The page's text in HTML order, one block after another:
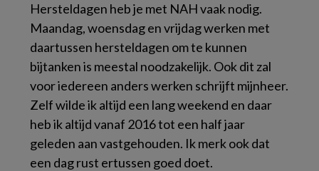
Hersteldagen heb je met NAH vaak nodig.
Maandag, woensdag en vrijdag werken met
daartussen hersteldagen om te kunnen
bijtanken is meestal noodzakelijk. Ook dit zal
voor iedereen anders werken schrijft mijnheer.
Zelf wilde ik altijd een lang weekend en daar
heb ik altijd vanaf 2016 tot een half jaar
geleden aan vastgehouden. Ik merk ook dat
een dag rust ertussen goed doet.